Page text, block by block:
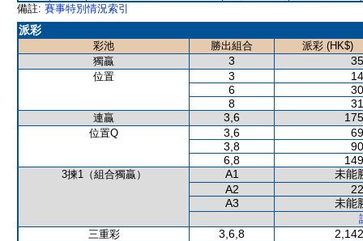
備註: 賽事特別情況索引
派彩
彩池 勝出組合
派彩 (HK$)
獨贏
3
位置 3
6
8
連贏 3,6
位置Q 3,6
3,8
6,8
3揀1（組合獨贏） A1
未能
A2
A3
未能
三重彩
3,6,8